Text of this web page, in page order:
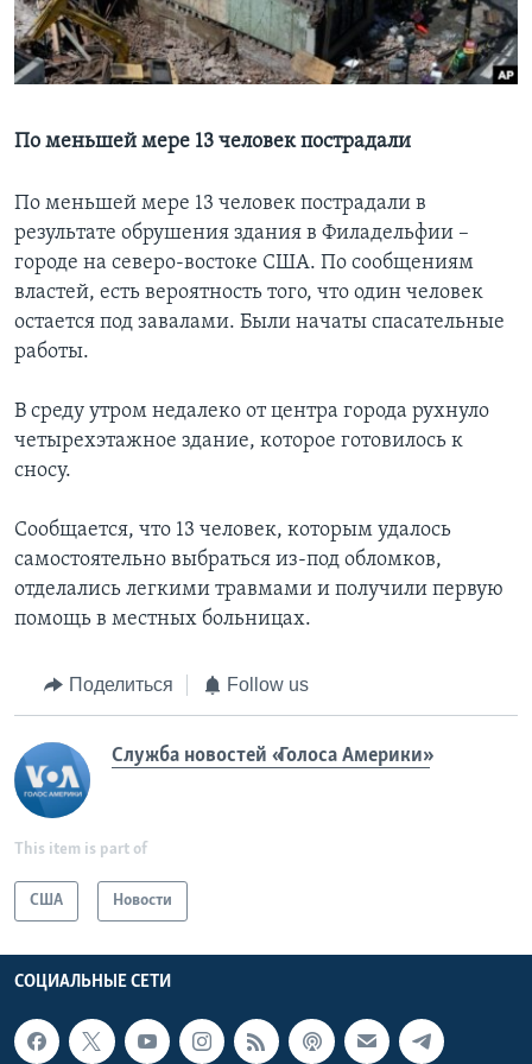
Learning English
По меньшей мере 13 человек пострадали
По меньшей мере 13 человек пострадали в
результате обрушения здания в Филадельфии –
городе на северо-востоке США. По сообщениям
властей, есть вероятность того, что один человек
остается под завалами. Были начаты спасательные
работы.
В среду утром недалеко от центра города рухнуло
четырехэтажное здание, которое готовилось к
сносу.
Сообщается, что 13 человек, которым удалось
самостоятельно выбраться из-под обломков,
отделались легкими травмами и получили первую
помощь в местных больницах.
Поделиться Follow us
Служба новостей «Голоса Америки»
This item is part of
США Новости
СОЦИАЛЬНЫЕ СЕТИ